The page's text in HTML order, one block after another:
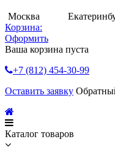
Москва
Корзина:
Оформить
Ваша корзина пуста
+7 (812) 454-30-99
Оставить заявку
Каталог товаров